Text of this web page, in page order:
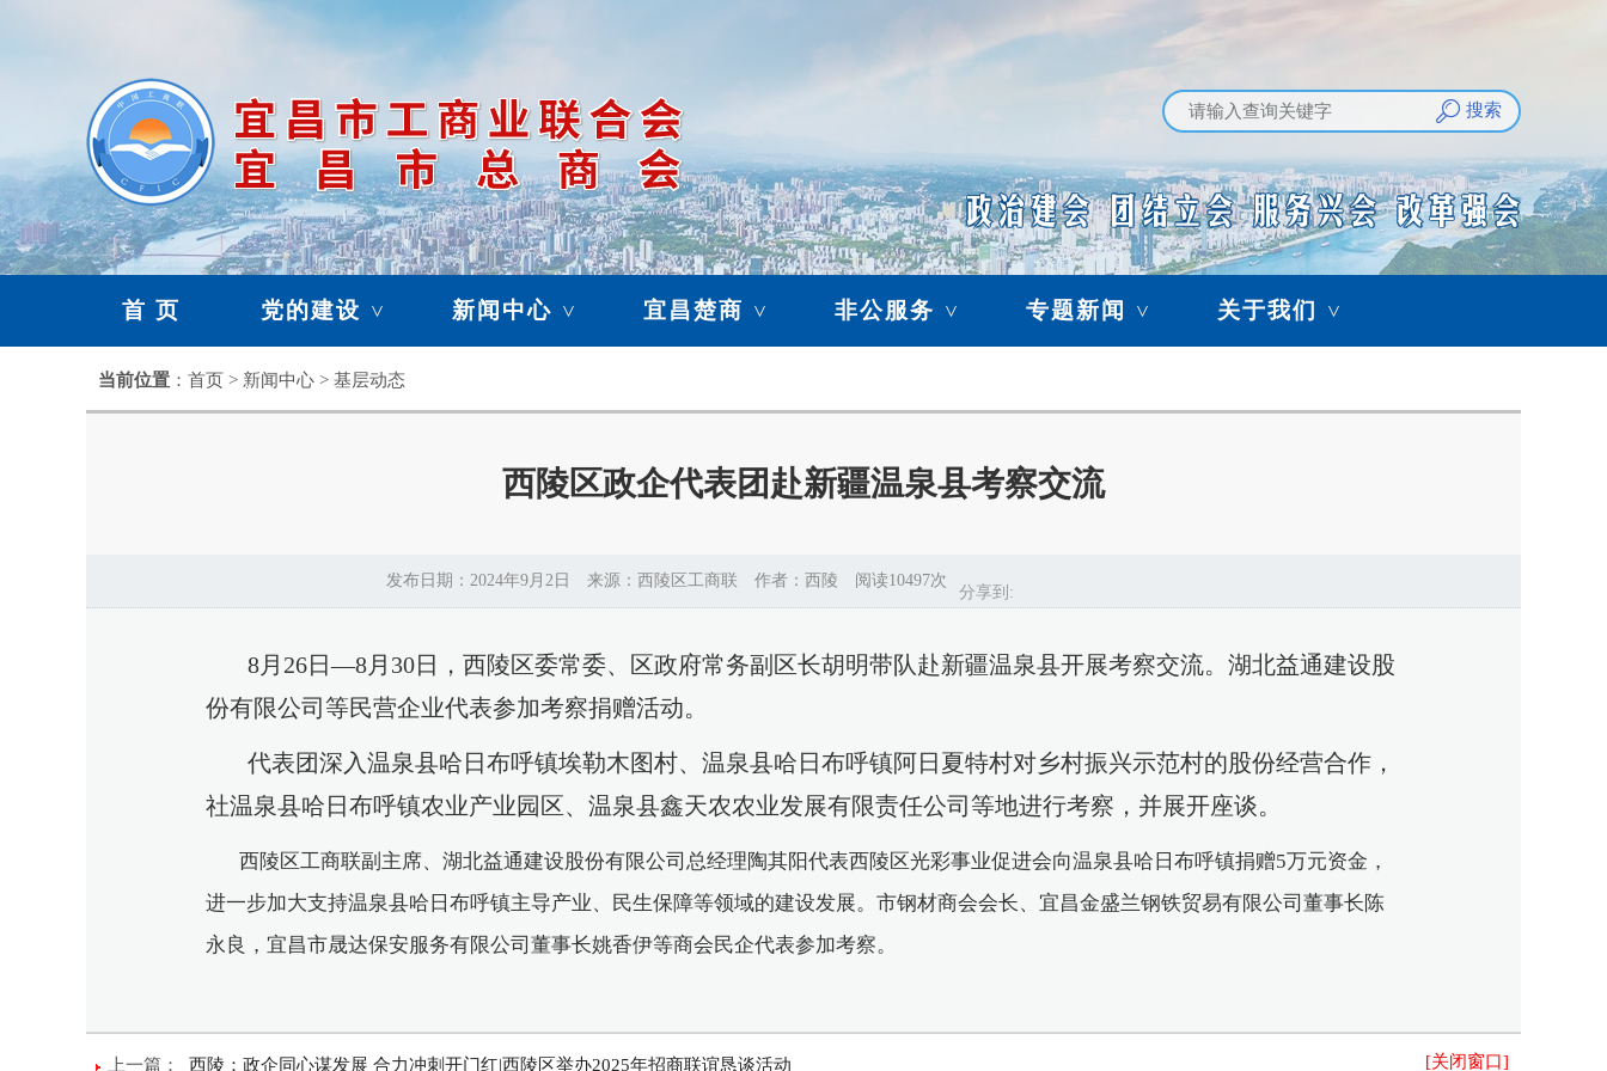
搜索
首 页 党的建设 > 新闻中心 > 宜昌楚商 > 非公服务 > 专题新闻 > 关于我们 >
暂存栏目>
当前位置 ：首页 > 新闻中心 > 基层动态
西陵区政企代表团赴新疆温泉县考察交流
发布日期：2024年9月2日 来源：西陵区工商联 作者：西陵 阅读10497次
分享到:
8月26日—8月30日，西陵区委常委、区政府常务副区长胡明带队赴新疆温泉县开展考察交流。湖北益通建设股
份有限公司等民营企业代表参加考察捐赠活动。
代表团深入温泉县哈日布呼镇埃勒木图村、温泉县哈日布呼镇阿日夏特村对乡村振兴示范村的股份经营合作，
社温泉县哈日布呼镇农业产业园区、温泉县鑫天农农业发展有限责任公司 等地进行考察，并展开座谈。
西陵区工商联副主席、 湖北益通建设股份有限公司 总经理陶其阳代表西陵区光彩事业促进会向温泉县哈日布呼镇捐赠5万元资金，
进一步加大支持温泉县哈日布呼镇主导产业、民生保障等领域的建设发展。市钢材商会会长、宜昌金盛兰钢铁贸易有限公司董事长陈
永良，宜昌市晟达保安服务有限公司董事长姚香伊等商会民企代表参加考察。
[关闭窗口]
上一篇： 西陵：政企同心谋发展 合力冲刺开门红|西陵区举办2025年招商联谊恳谈活动